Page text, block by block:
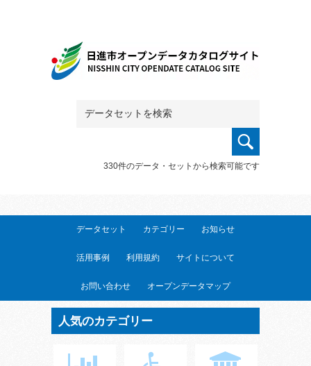
330件のデータ・セットから検索可能です
データセット カテゴリー お知らせ
活用事例 利用規約 サイトについて
お問い合わせ オープンデータマップ
人気のカテゴリー